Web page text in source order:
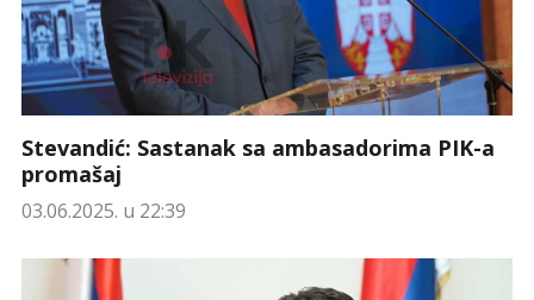
Stevandić: Sastanak sa ambasadorima PIK-a
promašaj
03.06.2025. u 22:39